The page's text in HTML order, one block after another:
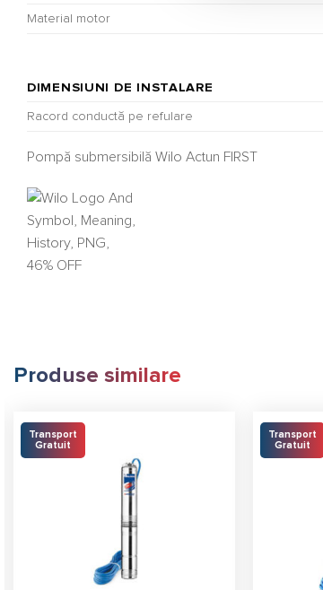
Material motor
DIMENSIUNI DE INSTALARE
Racord conductă pe refulare
Pompă submersibilă Wilo Actun FIRST
Produse similare
Transport
Gratuit
Transport
Gratuit